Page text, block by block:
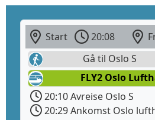
Start 20:08
Gå til Oslo S
FLY2 Oslo
20:10 Avreise Oslo S
20:29 Ankomst Oslo